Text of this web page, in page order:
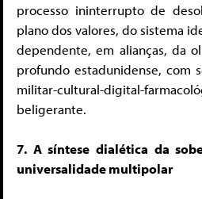
processo ininterrupto de
plano dos valores, do sistema
dependente, em alianças, da
profundo estadunidense, com
militar-cultural-digital-
beligerante.
7. A síntese dialética da
universalidade multipolar